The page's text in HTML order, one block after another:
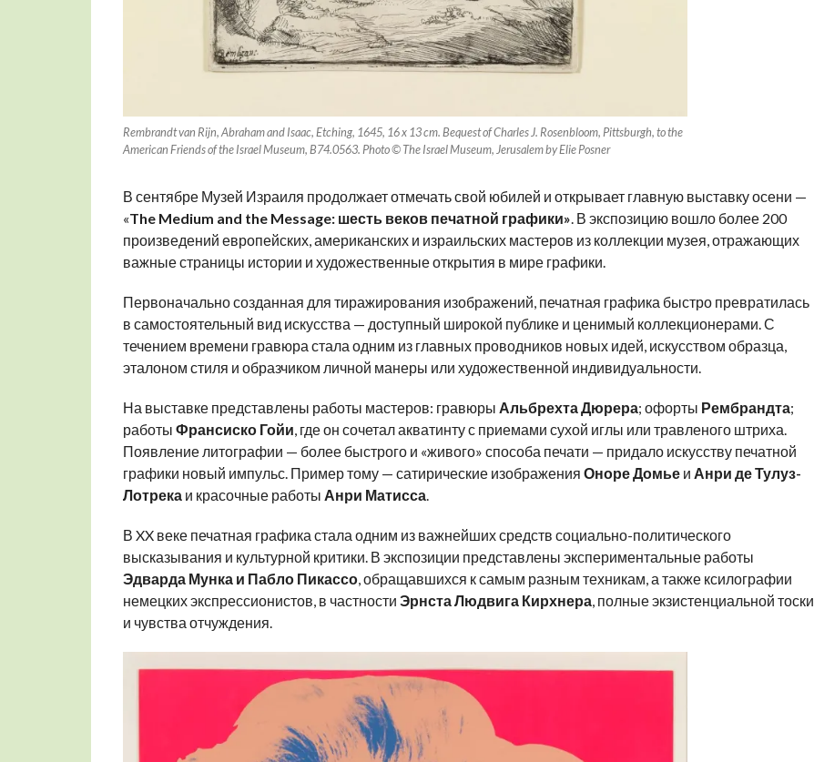
Rembrandt van Rijn, Abraham and Isaac, Etching, 1645, 16 x 13 cm. Bequest of Charles J. Rosenbloom, Pittsburgh, to the
American Friends of the Israel Museum, B74.0563. Photo © The Israel Museum, Jerusalem by Elie Posner
В сентябре Музей Израиля продолжает отмечать свой юбилей и открывает главную выставку осени —
«The Medium and the Message: шесть веков печатной графики». В экспозицию вошло более 200
произведений европейских, американских и израильских мастеров из коллекции музея, отражающих
важные страницы истории и художественные открытия в мире графики.
Первоначально созданная для тиражирования изображений, печатная графика быстро превратилась
в самостоятельный вид искусства — доступный широкой публике и ценимый коллекционерами. С
течением времени гравюра стала одним из главных проводников новых идей, искусством образца,
эталоном стиля и образчиком личной манеры или художественной индивидуальности.
На выставке представлены работы мастеров: гравюры Альбрехта Дюрера; офорты Рембрандта;
работы Франсиско Гойи, где он сочетал акватинту с приемами сухой иглы или травленого штриха.
Появление литографии — более быстрого и «живого» способа печати — придало искусству печатной
графики новый импульс. Пример тому — сатирические изображения Оноре Домьеи Анри де Тулуз-
Лотрекаи красочные работы Анри Матисса.
В XX веке печатная графика стала одним из важнейших средств социально-политического
высказывания и культурной критики. В экспозиции представлены экспериментальные работы
Эдварда Мунка и Пабло Пикассо, обращавшихся к самым разным техникам, а также ксилографии
немецких экспрессионистов, в частности Эрнста Людвига Кирхнера, полные экзистенциальной тоски
и чувства отчуждения.